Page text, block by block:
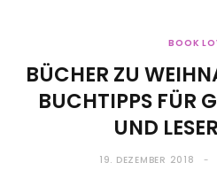
BOOK
BÜCHER ZU
BUCHTIPPS FÜR
ND
19. DEZEMBER 2018